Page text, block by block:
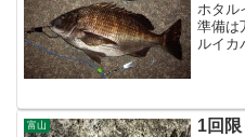
ホタル
準備は
ルイカ
らくす
富山
1回